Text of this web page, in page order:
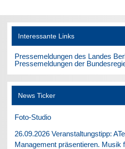
Interessante Links
Pressemeldungen des Landes
Pressemeldungen der
News Ticker
Foto-Studio
26.09.2026 Veranstaltungstipp:
Management präsentieren. Musik